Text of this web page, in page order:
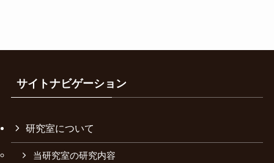
サイトナビゲーション
研究室について
当研究室の研究内容